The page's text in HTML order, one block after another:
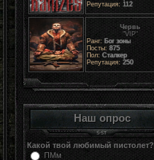
Репутация: 112
Червь
"VIP"
Ранг: Бог зоны
Посты: 875
Пол: Сталкер
Репутация: 250
Наш опрос
Какой твой любимый пистолет?
ПМм